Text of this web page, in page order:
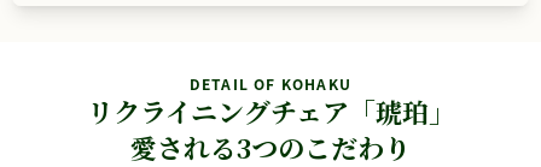
DETAIL OF KOHAKU
リクライニングチェア「琥珀」
愛される3つのこだわり